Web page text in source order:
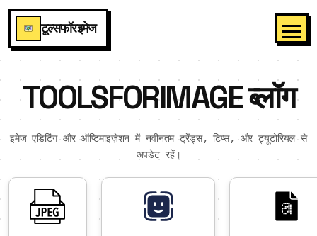
टूल्सफॉरइमेज
TOOLSFORIMAGE ब्लॉग
इमेज एडिटिंग और ऑप्टिमाइज़ेशन में नवीनतम ट्रेंड्स, टिप्स, और ट्यूटोरियल से
अपडेट रहें।